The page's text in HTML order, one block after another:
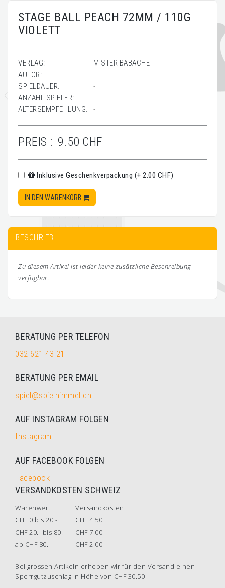
STAGE BALL PEACH 72MM / 110G
VIOLETT
VERLAG:
MISTER BABACHE
AUTOR:
-
SPIELDAUER:
-
ANZAHL SPIELER:
-
ALTERSEMPFEHLUNG:
-
PREIS : 9.50 CHF
Inklusive Geschenkverpackung (+ 2.00 CHF)
IN DEN WARENKORB
BESCHRIEB
Zu diesem Artikel ist leider keine zusätzliche Beschreibung
verfügbar.
BERATUNG PER TELEFON
032 621 43 21
BERATUNG PER EMAIL
spiel@spielhimmel.ch
AUF INSTAGRAM FOLGEN
Instagram
AUF FACEBOOK FOLGEN
Facebook
VERSANDKOSTEN SCHWEIZ
Warenwert
Versandkosten
CHF 0 bis 20.-
CHF 4.50
CHF 20.- bis 80.-
CHF 7.00
ab CHF 80.-
CHF 2.00
Bei grossen Artikeln erheben wir für den Versand einen
Sperrgutzuschlag in Höhe von CHF 30.50